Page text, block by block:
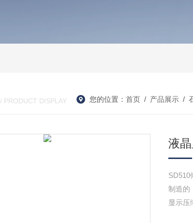
/ PRODUCT DISPLAY 您的位置： 首页/ 产品展示/
液
SD510
制造的
显示压